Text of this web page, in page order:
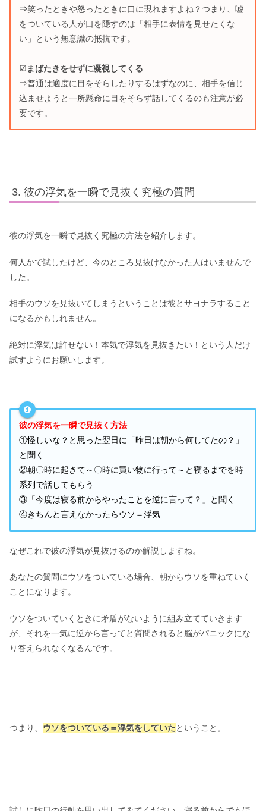
⇒笑ったときや怒ったときに口に現れますよね？つまり、嘘
をついている人が口を隠すのは「相手に表情を見せたくな
い」という無意識の抵抗です。
☑まばたきをせずに凝視してくる
⇒普通は適度に目をそらしたりするはずなのに、相手を信じ
込ませようと一所懸命に目をそらず話してくるのも注意が必
要です。
彼の浮気を一瞬で見抜く究極の質問
彼の浮気を一瞬で見抜く究極の方法を紹介します。
何人かで試したけど、今のところ見抜けなかった人はいませんで
した。
相手のウソを見抜いてしまうということは彼とサヨナラすること
になるかもしれません。
絶対に浮気は許せない！本気で浮気を見抜きたい！という人だけ
試すようにお願いします。
彼の浮気を一瞬で見抜く方法
①怪しいな？と思った翌日に「昨日は朝から何してたの？」
と聞く
②朝〇時に起きて～〇時に買い物に行って～と寝るまでを時
系列で話してもらう
③「今度は寝る前からやったことを逆に言って？」と聞く
④きちんと言えなかったらウソ＝浮気
なぜこれで彼の浮気が見抜けるのか解説しますね。
あなたの質問にウソをついている場合、朝からウソを重ねていく
ことになります。
ウソをついていくときに矛盾がないように組み立てていきます
が、それを一気に逆から言ってと質問されると脳がパニックにな
り答えられなくなるんです。
つまり、 ウソをついている＝浮気をしていたということ。